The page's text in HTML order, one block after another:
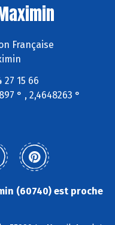
Française
15 66
° , 2,4648263 °
(60740) est proche